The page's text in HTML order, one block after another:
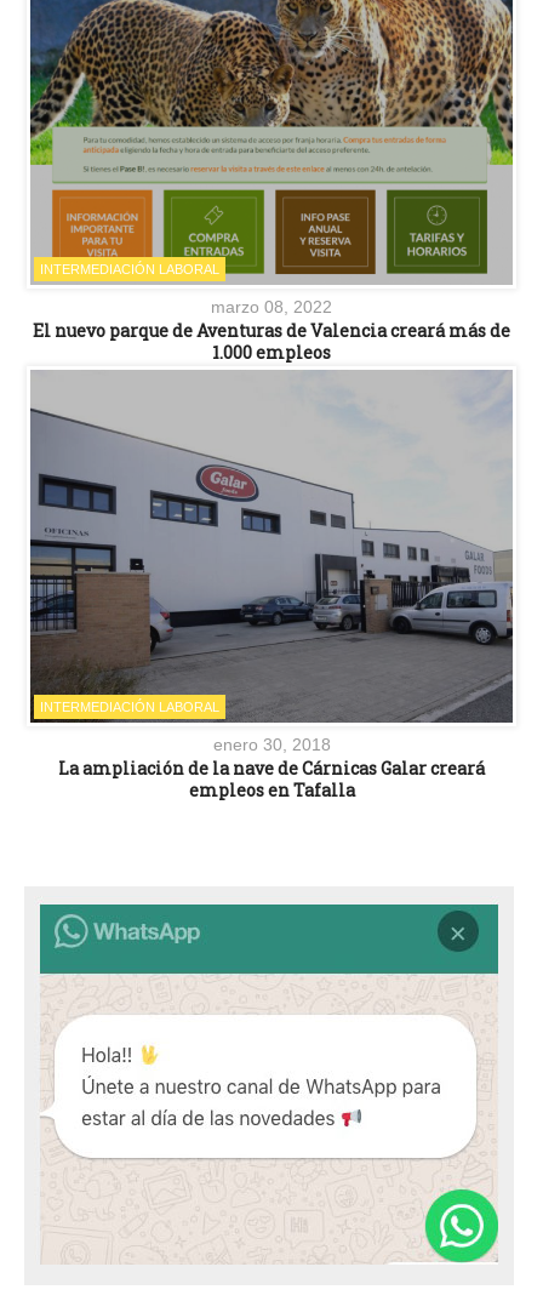
INTERMEDIACIÓN LABORAL
marzo 08, 2022
El nuevo parque de Aventuras de Valencia creará más de
1.000 empleos
INTERMEDIACIÓN LABORAL
enero 30, 2018
La ampliación de la nave de Cárnicas Galar creará
empleos en Tafalla